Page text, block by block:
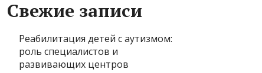
Свежие записи
Реабилитация детей с аутизмом:
роль специалистов и
развивающих центров